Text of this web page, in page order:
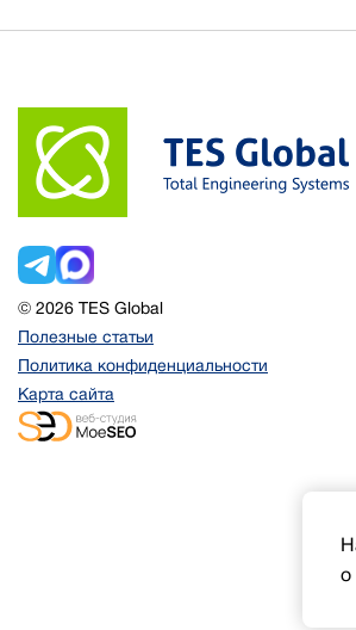
© 2026 TES Global
Полезные статьи
Политика конфиденциальности
Карта сайта
о